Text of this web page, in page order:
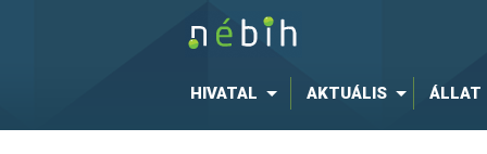
HIVATAL AKTUÁLIS ÁLLAT